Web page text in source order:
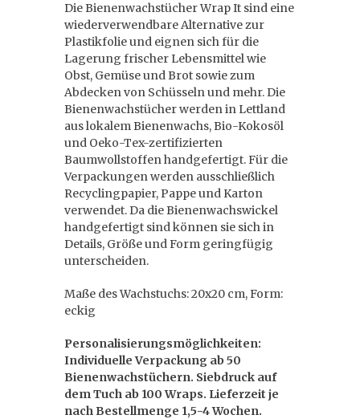
Die Bienenwachstücher Wrap It sind eine
wiederverwendbare Alternative zur
Plastikfolie und eignen sich für die
Lagerung frischer Lebensmittel wie
Obst, Gemüse und Brot sowie zum
Abdecken von Schüsseln und mehr. Die
Bienenwachstücher werden in Lettland
aus lokalem Bienenwachs, Bio-Kokosöl
und Oeko-Tex-zertifizierten
Baumwollstoffen handgefertigt. Für die
Verpackungen werden ausschließlich
Recyclingpapier, Pappe und Karton
verwendet. Da die Bienenwachswickel
handgefertigt sind können sie sich in
Details, Größe und Form geringfügig
unterscheiden.
Maße des Wachstuchs: 20x20 cm, Form:
eckig
Personalisierungsmöglichkeiten:
Individuelle Verpackung ab 50
Bienenwachstüchern. Siebdruck auf
dem Tuch ab 100 Wraps. Lieferzeit je
nach Bestellmenge 1,5-4 Wochen.